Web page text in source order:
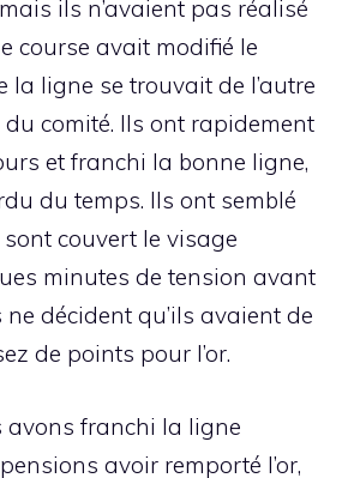
ils n’avaient pas réalisé
course avait modifié le
la ligne se trouvait de l’autre
comité. Ils ont rapidement
et franchi la bonne ligne,
du temps. Ils ont semblé
couvert le visage
minutes de tension avant
décident qu’ils avaient de
de points pour l’or.
avons franchi la ligne
avoir remporté l’or,